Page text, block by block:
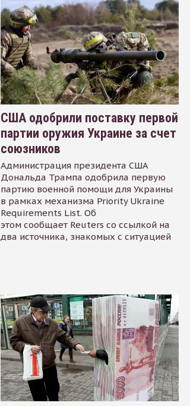
США одобрили поставку первой
партии оружия Украине за счет
союзников
Администрация президента США
Дональда Трампа одобрила первую
партию военной помощи для Украины
в рамках механизма Priority Ukraine
Requirements List. Об
этом сообщает Reuters со ссылкой на
два источника, знакомых с ситуацией